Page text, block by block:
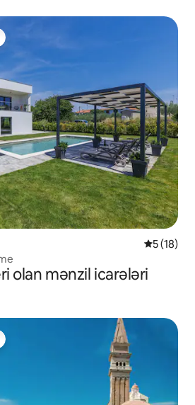
Ortalama
5 (18)
olan mənzil icarələri